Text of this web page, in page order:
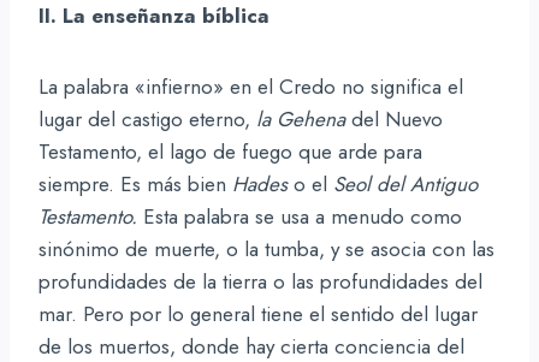
II. La enseñanza bíblica
La palabra «infierno» en el Credo no significa el
lugar del castigo eterno, la Gehenadel Nuevo
Testamento, el lago de fuego que arde para
siempre. Es más bien Hadeso el Seol del Antiguo
Testamento. Esta palabra se usa a menudo como
sinónimo de muerte, o la tumba, y se asocia con las
profundidades de la tierra o las profundidades del
mar. Pero por lo general tiene el sentido del lugar
de los muertos, donde hay cierta conciencia del